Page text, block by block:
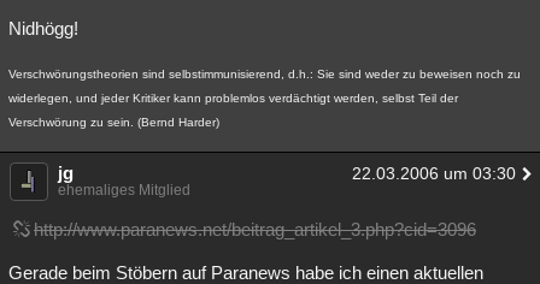
Nidhögg!
Verschwörungstheorien sind selbstimmunisierend, d.h.: Sie sind weder zu beweisen noch zu
widerlegen, und jeder Kritiker kann problemlos verdächtigt werden, selbst Teil der
Verschwörung zu sein. (Bernd Harder)
jg 22.03.2006 um 03:30
ehemaliges Mitglied
http://www.paranews.net/beitrag_artikel_3.php?cid=3096
Gerade beim Stöbern auf Paranews habe ich einen aktuellen